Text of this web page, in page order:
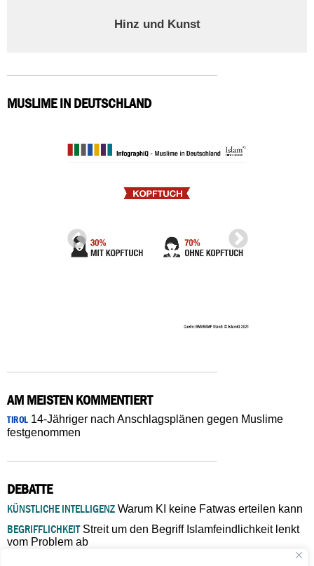
Hinz und Kunst
MUSLIME IN DEUTSCHLAND
AM MEISTEN KOMMENTIERT
TIROL14-Jähriger nach Anschlagsplänen gegen Muslime
festgenommen
DEBATTE
KÜNSTLICHE INTELLIGENZ Warum KI keine Fatwas erteilen kann
BEGRIFFLICHKEITStreit um den Begriff Islamfeindlichkeit lenkt
vom Problem ab